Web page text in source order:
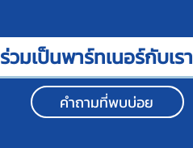
ร่วมเป็นพาร์ทเนอร์กับเรา
คำถามที่พบบ่อย